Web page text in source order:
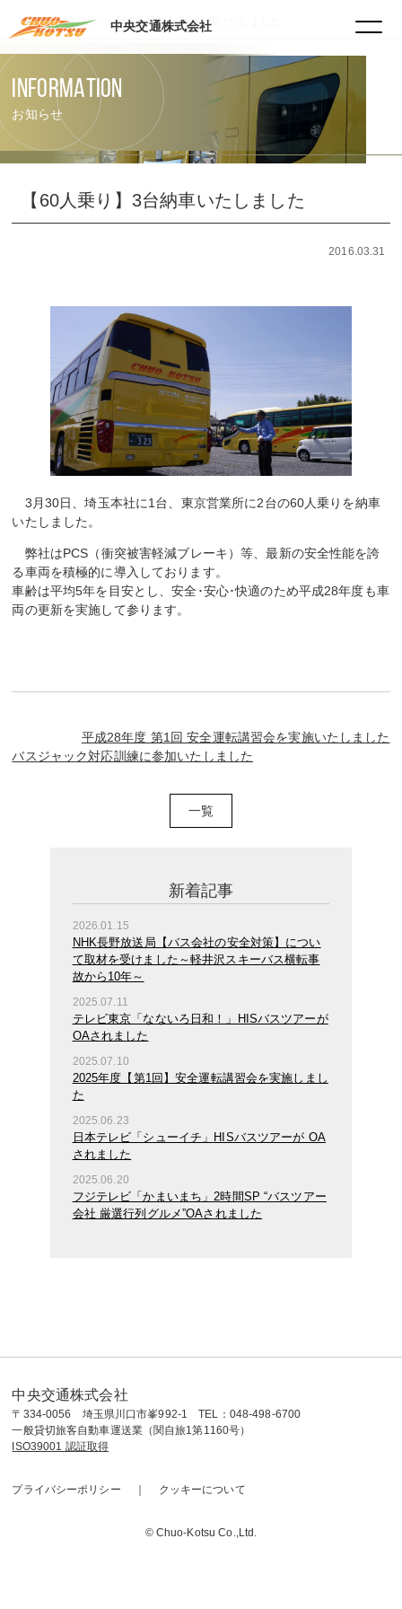
中央交通株式会社
HOME 投稿 【60人乗り】3台納車いたしました
お知らせ
INFORMATION
【60人乗り】3台納車いたしました
2016.03.31
3月30日、埼玉本社に1台、東京営業所に2台の60人乗りを納車
いたしました。
弊社はPCS（衝突被害軽減ブレーキ）等、最新の安全性能を誇
る車両を積極的に導入しております。
車齢は平均5年を目安とし、安全･安心･快適のため平成28年度も車
両の更新を実施して参ります。
平成28年度 第1回 安全運転講習会を実施いたしました
バスジャック対応訓練に参加いたしました
一覧
新着記事
2026.01.15
NHK長野放送局【バス会社の安全対策】につい
て取材を受けました～軽井沢スキーバス横転事
故から10年～
2025.07.11
テレビ東京「なないろ日和！」HISバスツアーが
OAされました
2025.07.10
2025年度【第1回】安全運転講習会を実施しまし
た
2025.06.23
日本テレビ「シューイチ」HISバスツアーが OA
されました
2025.06.20
フジテレビ「かまいまち」2時間SP “バスツアー
会社 厳選行列グルメ”OAされました
中央交通株式会社
〒334-0056 埼玉県川口市峯992-1 TEL：048-498-6700
一般貸切旅客自動車運送業（関自旅1第1160号）
ISO39001 認証取得
プライバシーポリシー クッキーについて
© Chuo-Kotsu Co.,Ltd.